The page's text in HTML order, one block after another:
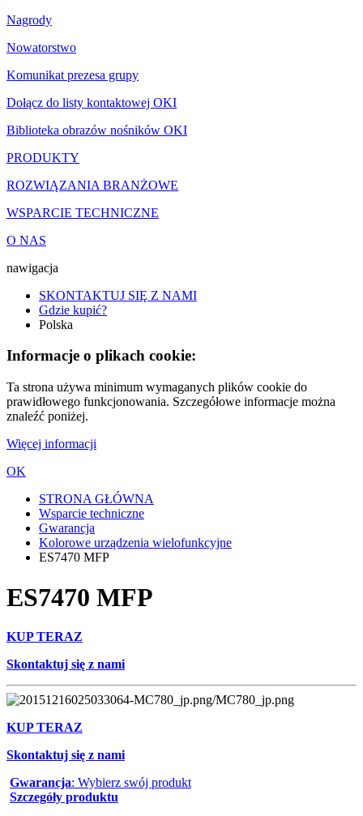
Nagrody
Nowatorstwo
Komunikat prezesa grupy
Dołącz do listy kontaktowej OKI
Biblioteka obrazów nośników OKI
PRODUKTY
ROZWIĄZANIA BRANŻOWE
WSPARCIE TECHNICZNE
O NAS
nawigacja
SKONTAKTUJ SIĘ Z NAMI
Gdzie kupić?
Polska
Informacje o plikach cookie:
Ta strona używa minimum wymaganych plików cookie do
prawidłowego funkcjonowania. Szczegółowe informacje można
znaleźć poniżej.
Więcej informacji
OK
STRONA GŁÓWNA
Wsparcie techniczne
Gwarancja
Kolorowe urządzenia wielofunkcyjne
ES7470 MFP
ES7470 MFP
KUP TERAZ
Skontaktuj się z nami
KUP TERAZ
Skontaktuj się z nami
Gwarancja: Wybierz swój produkt
Szczegóły produktu